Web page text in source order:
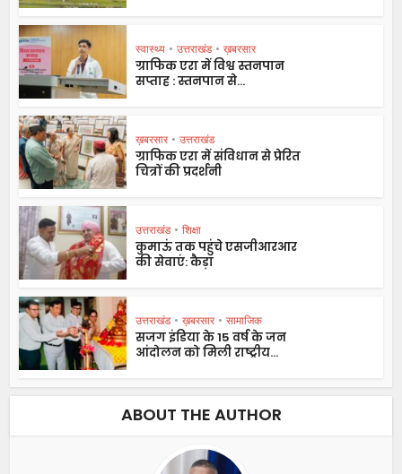
स्वास्थ्य • उत्तराखंड • ख़बरसार
ग्राफिक एरा में विश्व स्तनपान
सप्ताह : स्तनपान से...
ख़बरसार • उत्तराखंड
ग्राफिक एरा में संविधान से प्रेरित
चित्रों की प्रदर्शनी
उत्तराखंड • शिक्षा
कुमाऊं तक पहुंचे एसजीआरआर
की सेवाएं: कैड़ा
उत्तराखंड • ख़बरसार • सामाजिक
सजग इंडिया के 15 वर्ष के जन
आंदोलन को मिली राष्ट्रीय...
ABOUT THE AUTHOR